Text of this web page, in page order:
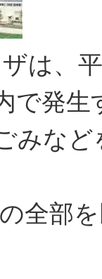
は、
で発
みな
全部